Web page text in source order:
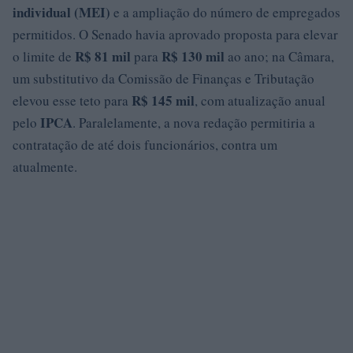
individual (MEI) e a ampliação do número de empregados
permitidos. O Senado havia aprovado proposta para elevar
o limite de R$ 81 mil para R$ 130 mil ao ano; na Câmara,
um substitutivo da Comissão de Finanças e Tributação
elevou esse teto para R$ 145 mil, com atualização anual
pelo IPCA. Paralelamente, a nova redação permitiria a
contratação de até dois funcionários, contra um
atualmente.